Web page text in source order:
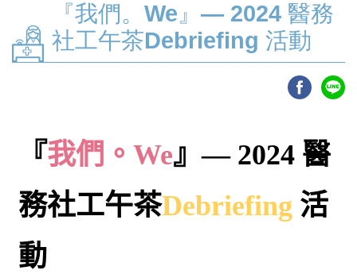
『我們。We』— 2024 醫務
社工午茶Debriefing 活動
『我們。We』— 2024 醫
務社工午茶Debriefing 活
動